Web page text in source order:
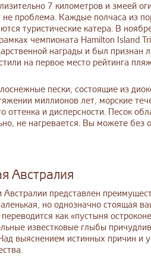
7 километров и змеей
не проблема. Каждые полчаса из
туристические катера. В
чемпионата Hamilton Island
награды и был
на первое место рейтинга
пески, состоящие из
миллионов лет, морские
оттенка и дисперсности. Песок
не нагревается. Вы можете
Австралия
представлен
но однозначно стоящая
как «пустыня
известковые глыбы
выяснением истинных причин и